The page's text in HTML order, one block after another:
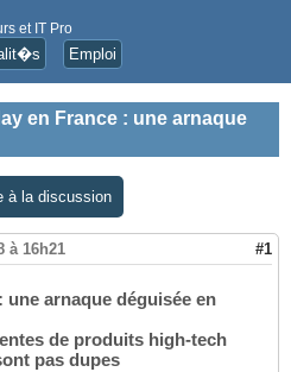
et IT Pro
Emploi
en France : une arnaque
à la discussion
à 16h21 #1
une arnaque déguisée en
de produits high-tech
pas dupes